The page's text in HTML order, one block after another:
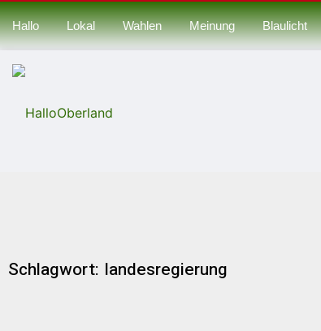
Hallo Lokal Wahlen Meinung Blaulicht
Schlagwort: landesregierung